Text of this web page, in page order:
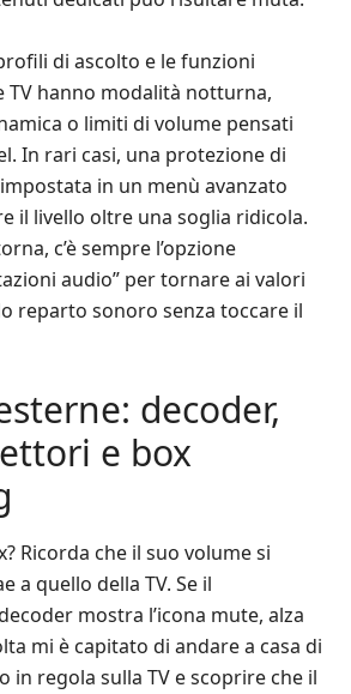
di ascolto e le funzioni
TV hanno modalità notturna,
o limiti di volume pensati
In rari casi, una protezione di
in un menù avanzato
il livello oltre una soglia ridicola.
c’è sempre l’opzione
audio” per tornare ai valori
reparto sonoro senza toccare il
decoder,
e box
Ricorda che il suo volume si
a quello della TV. Se il
mostra l’icona mute, alza
mi è capitato di andare a casa di
in regola sulla TV e scoprire che il